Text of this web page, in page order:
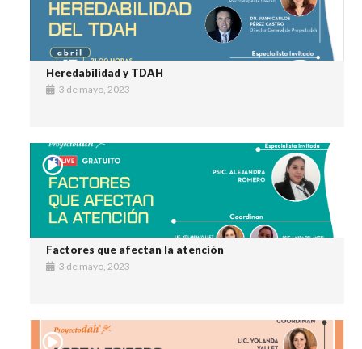
Heredabilidad y TDAH
3 de mayo, 2023
Factores que afectan la atención
3 de mayo, 2023